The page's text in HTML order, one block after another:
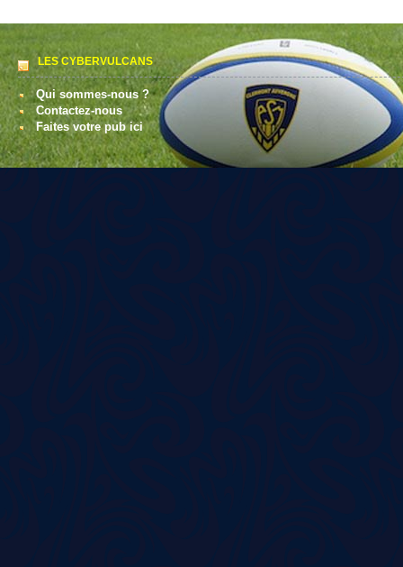
LES CYBERVULCANS
Qui sommes-nous ?
Contactez-nous
Faites votre pub ici